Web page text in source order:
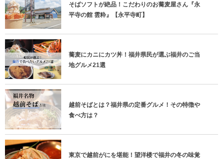
そばソフトが絶品！こだわりのお蕎麦屋さん『永
平寺の館 雲粋』【永平寺町】
蕎麦にカニにカツ丼！福井県民が選ぶ福井のご当
地グルメ21選
越前そばとは？福井県の定番グルメ！その特徴や
食べ方は？
東京で越前がにを堪能！望洋楼で福井の冬の味覚